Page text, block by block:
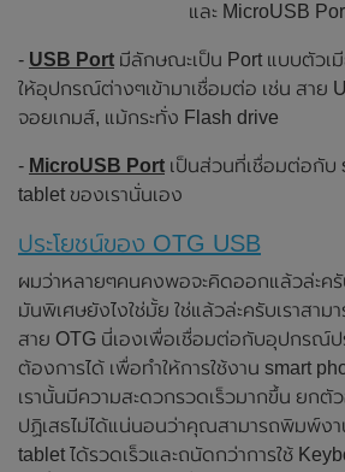
และ MicroUSB
- USB Port มีลักษณะเป็น Port แบบตัวเ
ให้อุปกรณ์ต่างๆเข้ามาเชื่อมต่อ เช่น สาย
จอยเกมส์, แม้กระทั่ง Flash drive
- MicroUSB Port เป็นส่วนที่เชื่อมต่อกับ
tablet ของเรานั่นเอง
ประโยชน์ของ OTG USB
ผมว่าหลายๆคนคงพอจะคิดออกแล้วล่ะครั
มันพิเศษยังไงใช่มั้ย ใช่แล้วล่ะครับเราสามา
สาย OTG นี่เองเพื่อเชื่อมต่อกับอุปกรณ์ปร
ต้องการได้ เพื่อทำให้การใช้งาน smart
เรานั้นมีความสะดวกรวดเร็วมากขึ้น ยก
ปฏิเสธไม่ได้แน่นอนว่าคุณสามารถพิมพ์งา
tablet ได้รวดเร็วและถนัดกว่าการใช้